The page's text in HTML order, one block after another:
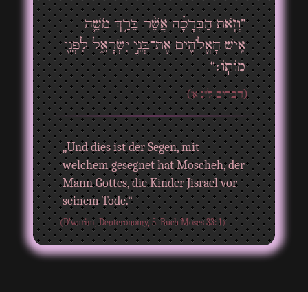
”וְזֹ֣את הַבְּרָכָ֗ה אֲשֶׁ֨ר בֵּרַ֥ךְ מֹשֶׁ֛ה
אִ֥ישׁ הָאֱלֹהִ֖ים אֶת־בְּנֵ֣י יִשְׂרָאֵ֑ל לִפְנֵ֖י
מוֹתֽוֹ׃“
(דברים ל"ג א')
„Und dies ist der Segen, mit
welchem gesegnet hat Moscheh, der
Mann Gottes, die Kinder Jisrael vor
seinem Tode.“
(D’warim, Deuteronomy, 5. Buch Moses 33: 1)